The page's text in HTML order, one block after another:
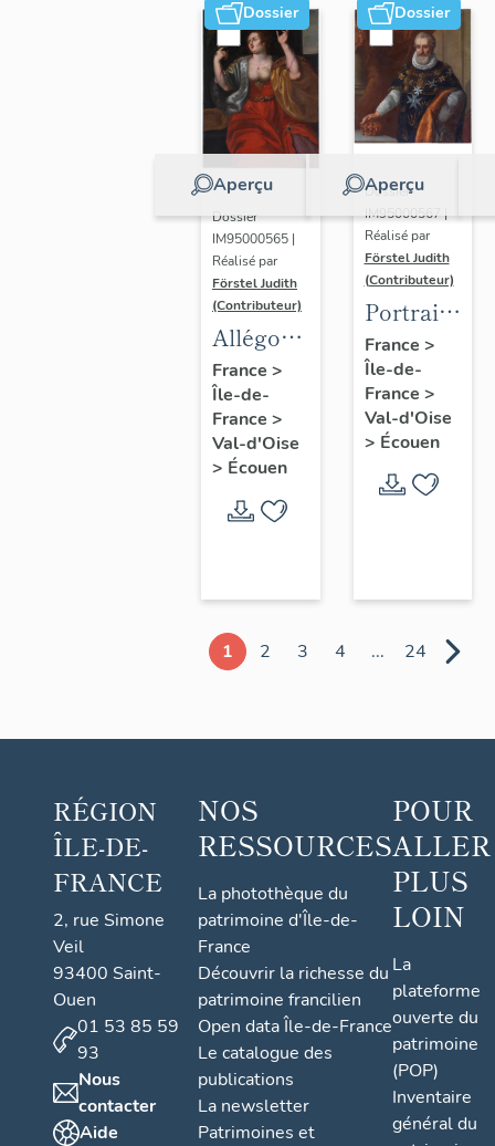
Dossier
Aperçu
Dossier
IM95000565 |
Réalisé par
Förstel Judith
(Contributeur)
Allégories
du
Toucher
et de la
Vue.
France >
Île-de-
France >
Val-d'Oise
> Écouen
Dossier
Aperçu
Dossier
IM95000567 |
Réalisé par
Förstel Judith
(Contributeur)
Portrait
du roi
Henri IV
France >
Île-de-
France >
Val-d'Oise
> Écouen
1 2 3 4 ... 24
RÉGION
ÎLE-DE-
FRANCE
2, rue Simone
Veil
93400 Saint-
Ouen
01 53 85 59
93
Nous
contacter
Aide
NOS
RESSOURCES
La photothèque du
patrimoine d'Île-de-
France
Découvrir la richesse du
patrimoine francilien
Open data Île-de-France
Le catalogue des
publications
La newsletter
Patrimoines et
POUR
ALLER
PLUS
LOIN
La
plateforme
ouverte du
patrimoine
(POP)
Inventaire
général du